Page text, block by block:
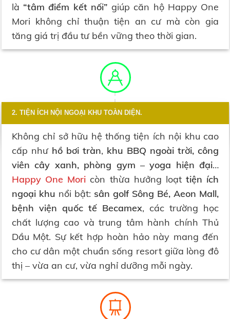
là “tâm điểm kết nối” giúp căn hộ Happy One
Mori không chỉ thuận tiện an cư mà còn gia
tăng giá trị đầu tư bền vững theo thời gian.
2. TIỆN ÍCH NỘI NGOẠI KHU TOÀN DIỆN.
Không chỉ sở hữu hệ thống tiện ích nội khu cao
cấp như hồ bơi tràn, khu BBQ ngoài trời, công
viên cây xanh, phòng gym – yoga hiện đại…
Happy One Mori còn thừa hưởng loạt tiện ích
ngoại khu nổi bật: sân golf Sông Bé, Aeon Mall,
bệnh viện quốc tế Becamex, các trường học
chất lượng cao và trung tâm hành chính Thủ
Dầu Một. Sự kết hợp hoàn hảo này mang đến
cho cư dân một chuẩn sống resort giữa lòng đô
thị – vừa an cư, vừa nghỉ dưỡng mỗi ngày.